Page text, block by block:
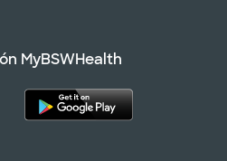
MyBSWHealth